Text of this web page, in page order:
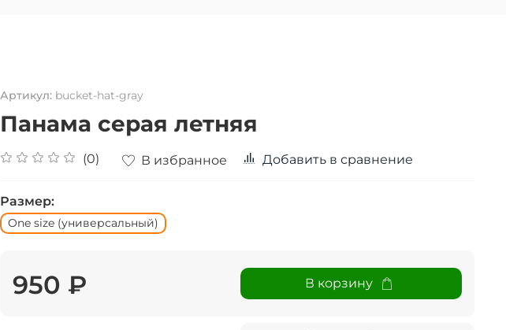
Артикул: bucket-hat-gray
Панама серая летняя
(0) В избранное Добавить в сравнение
Размер:
One size (универсальный)
950 ₽ В корзину